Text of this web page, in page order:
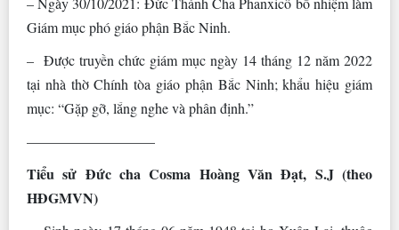
Giám mục phó giáo phận Bắc Ninh.
– Được truyền chức giám mục ngày 14 tháng 12 năm 2022
tại nhà thờ Chính tòa giáo phận Bắc Ninh; khẩu hiệu giám
mục: “Gặp gỡ, lắng nghe và phân định.”
––––––––––––––––––
Tiểu sử Đức cha Cosma Hoàng Văn Ðạt, S.J (theo
HĐGMVN)